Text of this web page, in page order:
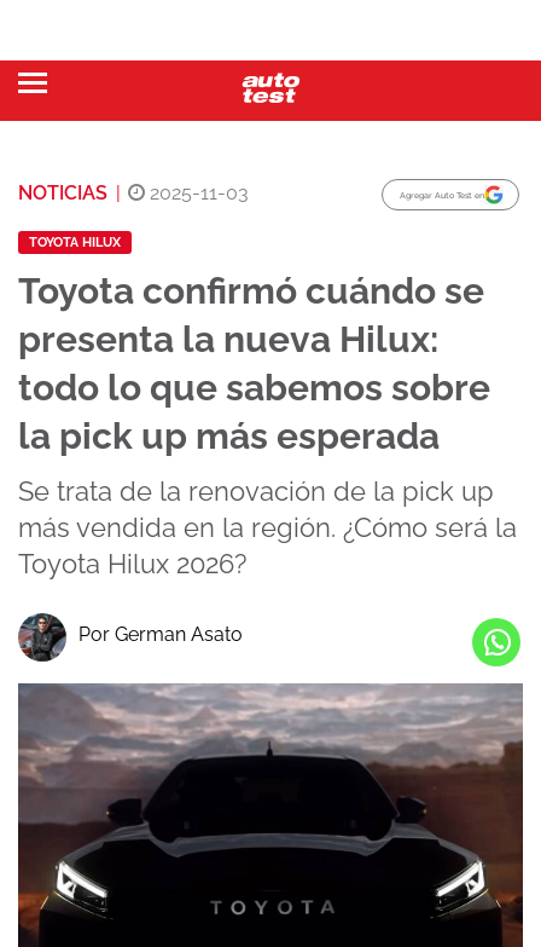
NOTICIAS | 2025-11-03 Agregar Auto Test en
TOYOTA HILUX
Toyota confirmó cuándo se
presenta la nueva Hilux:
todo lo que sabemos sobre
la pick up más esperada
Se trata de la renovación de la pick up
más vendida en la región. ¿Cómo será la
Toyota Hilux 2026?
Por German Asato